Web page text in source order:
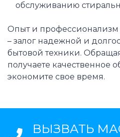
обслуживанию
Опыт и
– залог надежной и
бытовой техники.
получаете качественное
экономите свое время.
ВЫЗВАТЬ